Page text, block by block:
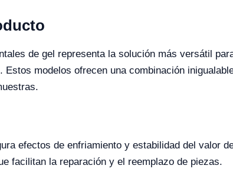
de gel representa la solución más versátil
Estos modelos ofrecen una combinación
efectos de enfriamiento y estabilidad del valor
facilitan la reparación y el reemplazo de piezas.